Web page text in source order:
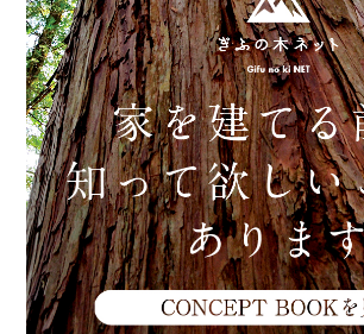
お問い合わせ